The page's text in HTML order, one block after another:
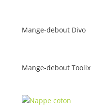
Mange-debout Divo
Mange-debout Toolix